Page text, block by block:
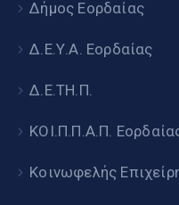
Δήμος Εορδαίας
Δ.Ε.Υ.Α. Εορδαίας
Δ.Ε.ΤΗ.Π.
ΚΟΙ.Π.Π.Α.Π.
Κοινωφελής